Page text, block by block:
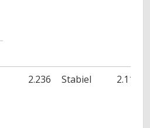
2.236 Stabiel 2.117